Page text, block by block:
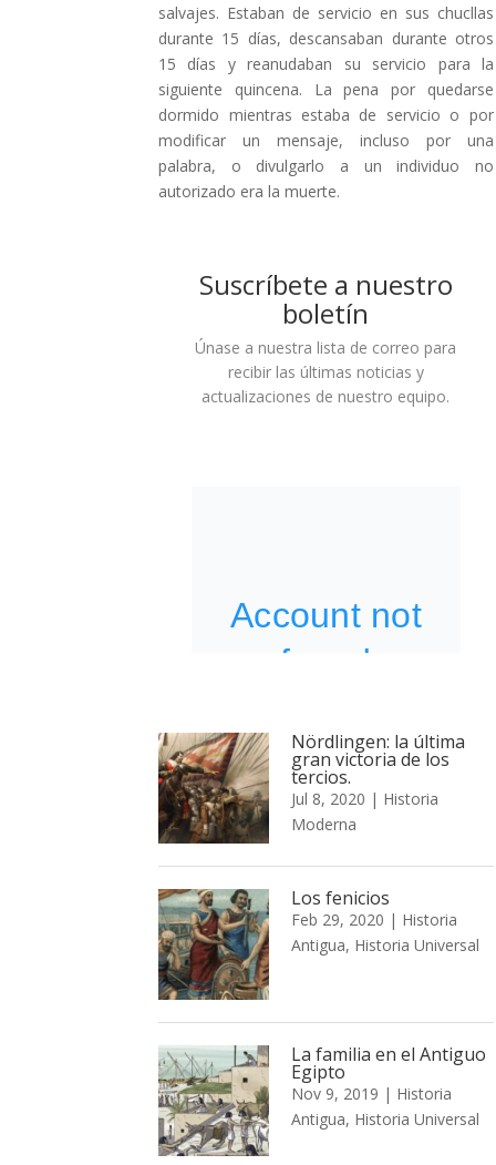
salvajes. Estaban de servicio en sus chucllas
durante 15 días, descansaban durante otros
15 días y reanudaban su servicio para la
siguiente quincena. La pena por quedarse
dormido mientras estaba de servicio o por
modificar un mensaje, incluso por una
palabra, o divulgarlo a un individuo no
autorizado era la muerte.
Suscríbete a nuestro
boletín
Únase a nuestra lista de correo para
recibir las últimas noticias y
actualizaciones de nuestro equipo.
Nördlingen: la última
gran victoria de los
tercios.
Jul 8, 2020 | Historia
Moderna
Los fenicios
Feb 29, 2020 | Historia
Antigua, Historia Universal
La familia en el Antiguo
Egipto
Nov 9, 2019 | Historia
Antigua, Historia Universal